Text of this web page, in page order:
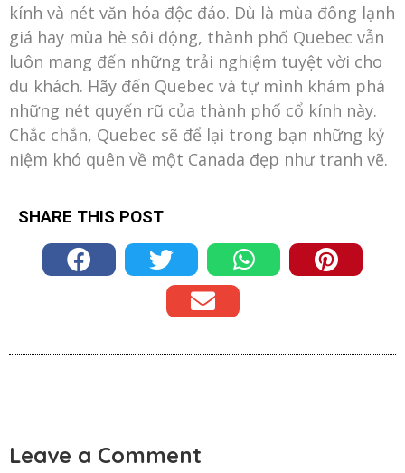
kính và nét văn hóa độc đáo. Dù là mùa đông lạnh
giá hay mùa hè sôi động, thành phố Quebec vẫn
luôn mang đến những trải nghiệm tuyệt vời cho
du khách. Hãy đến Quebec và tự mình khám phá
những nét quyến rũ của thành phố cổ kính này.
Chắc chắn, Quebec sẽ để lại trong bạn những kỷ
niệm khó quên về một Canada đẹp như tranh vẽ.
SHARE THIS POST
Leave a Comment